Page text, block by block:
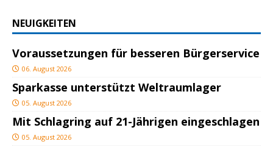
NEUIGKEITEN
Voraussetzungen für besseren Bürgerservice
06. August 2026
Sparkasse unterstützt Weltraumlager
05. August 2026
Mit Schlagring auf 21-Jährigen eingeschlagen
05. August 2026